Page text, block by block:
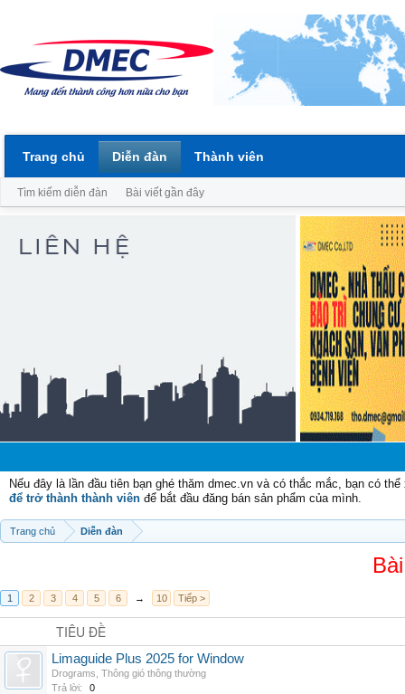
Nếu đây là lần đầu tiên bạn ghé thăm dmec.vn và có thắc mắc, bạn có
để trở thành thành viên để bắt đầu đăng bán sản phẩm của mình.
Trang chủ Diễn đàn
1 2 3 4 5 6 → 10 Tiếp >
TIÊU ĐỀ
Limaguide Plus 2025 for Window
Drograms Thông gió thông thường
Trả lời:
0
Trang chủ Diễn đàn
Tìm kiếm diễn đàn Bài viết gần đây
Thành viên